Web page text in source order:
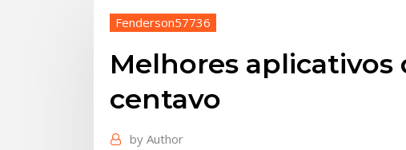
Fenderson57736
Melhores aplicativos
centavo
by Author